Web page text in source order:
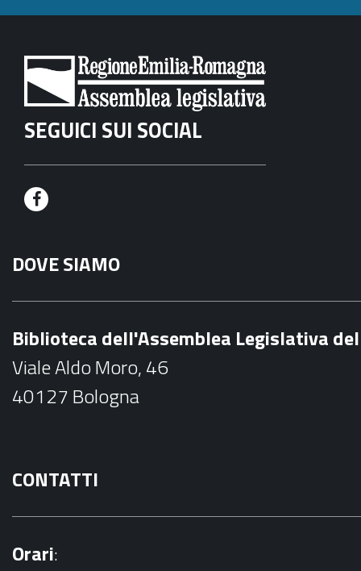
SEGUICI SUI SOCIAL
F
c
e
o
k
DOVE SIAMO
Biblioteca dell'Assemblea Legislativa
Viale Aldo Moro, 46
40127 Bologna
CONTATTI
Orari: